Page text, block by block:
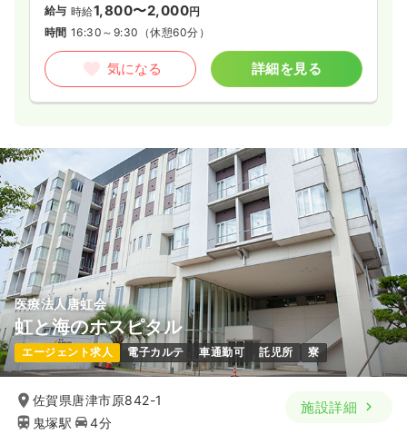
給与 時給1,800〜2,000円
時間 16:30～9:30 （休憩60分）
気になる 詳細を見る
医療法人唐虹会
虹と海のホスピタル
エージェント求人 電子カルテ 車通勤可 託児所 寮
佐賀県唐津市原842-1
鬼塚駅
4分
施設詳細